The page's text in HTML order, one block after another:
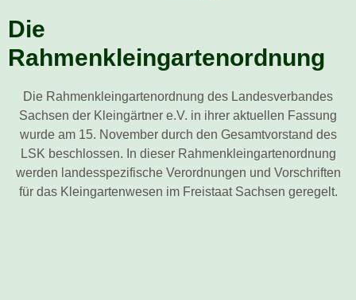
Die
Rahmenkleingartenordnung
Die Rahmenkleingartenordnung des Landesverbandes
Sachsen der Kleingärtner e.V. in ihrer aktuellen Fassung
wurde am 15. November durch den Gesamtvorstand des
LSK beschlossen. In dieser Rahmenkleingartenordnung
werden landesspezifische Verordnungen und Vorschriften
für das Kleingartenwesen im Freistaat Sachsen geregelt.